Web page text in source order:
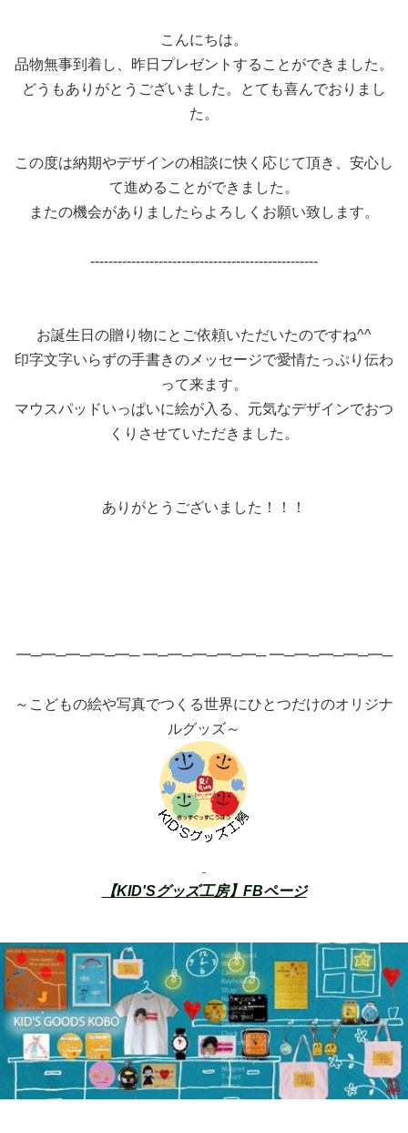
こんにちは。
品物無事到着し、昨日プレゼントすることができました。
どうもありがとうございました。とても喜んでおりまし
た。
この度は納期やデザインの相談に快く応じて頂き、安心し
て進めることができました。
またの機会がありましたらよろしくお願い致します。
--------------------------------------------------
お誕生日の贈り物にとご依頼いただいたのですね^^
印字文字いらずの手書きのメッセージで愛情たっぷり伝わ
って来ます。
マウスパッドいっぱいに絵が入る、元気なデザインでおつ
くりさせていただきました。
ありがとうございました！！！
━─━─━─━─━─ ━─━─━─━─━─ ━─━─━─━─━─
～こどもの絵や写真でつくる世界にひとつだけのオリジナ
ルグッズ～
【KID'Sグッズ工房】FBページ